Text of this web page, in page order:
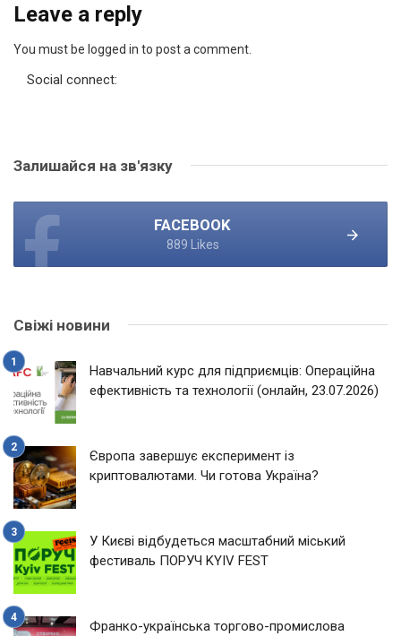
Leave a reply
You must be logged in to post a comment.
Social connect:
Залишайся на зв'язку
FACEBOOK
889 Likes
Свіжі новини
Навчальний курс для підприємців: Операційна
ефективність та технології (онлайн, 23.07.2026)
Європа завершує експеримент із
криптовалютами. Чи готова Україна?
У Києві відбудеться масштабний міський
фестиваль ПОРУЧ KYIV FEST
Франко-українська торгово-промислова